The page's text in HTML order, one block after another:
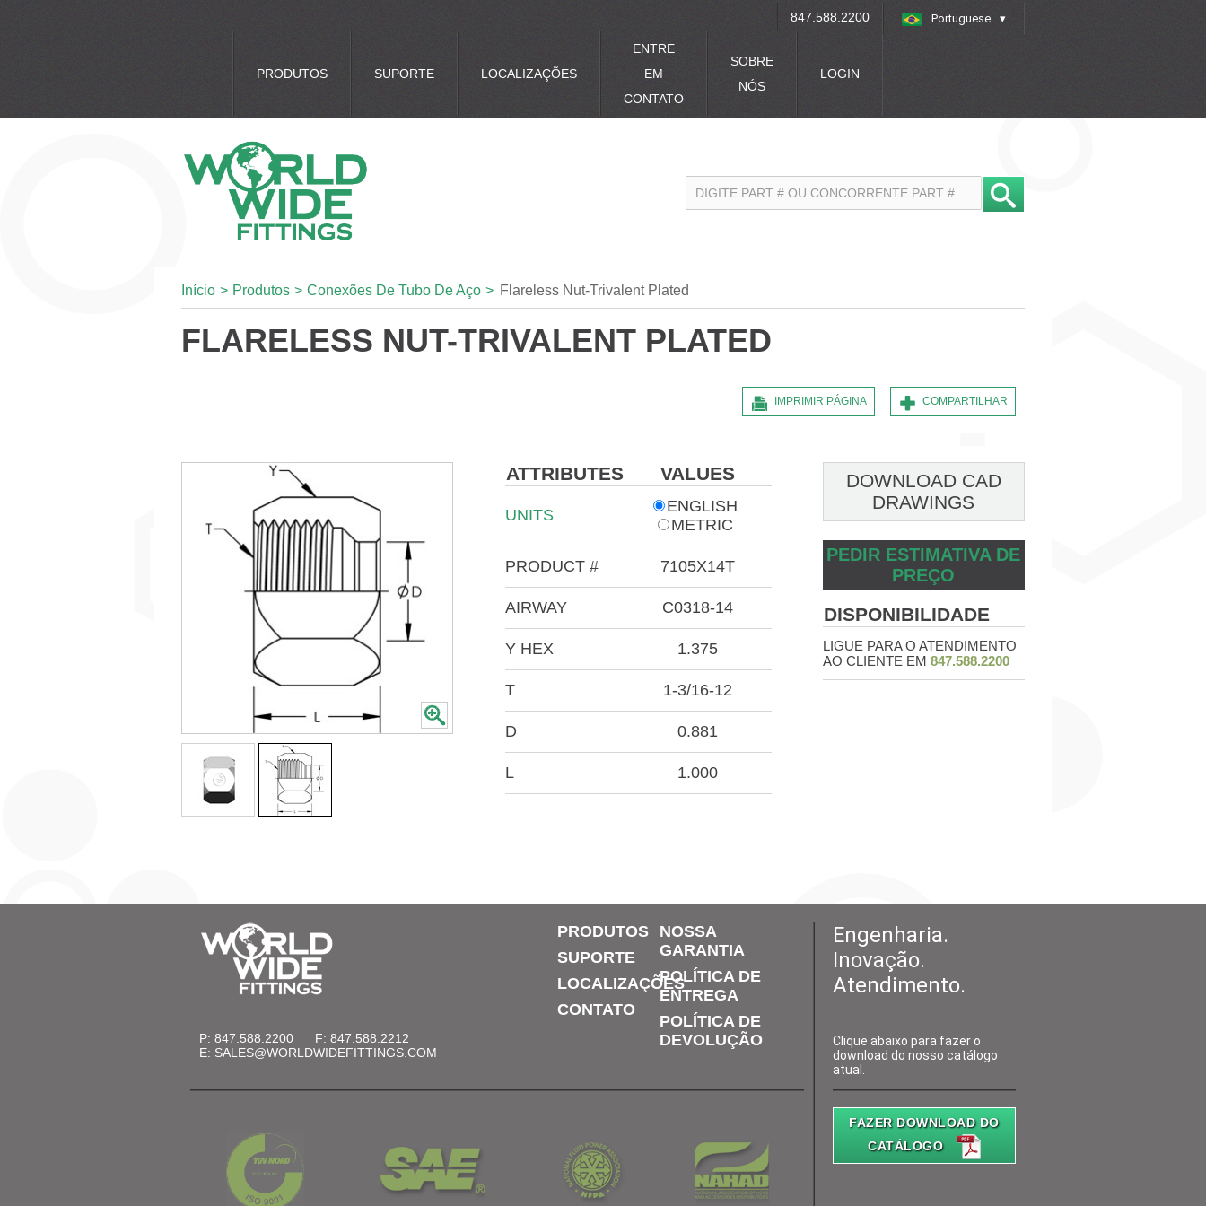
Portuguese
847.588.2200
PRODUTOS SUPORTE LOCALIZAÇÕES
ENTRE
EM
CONTATO
SOBRE
NÓS
LOGIN
Início > Produtos > Conexões De Tubo De Aço > Flareless Nut-Trivalent Plated
FLARELESS NUT-TRIVALENT PLATED
COMPARTILHAR
IMPRIMIR PÁGINA
ATTRIBUTES VALUES
UNITS
ENGLISH
METRIC
PRODUCT # 7105X14T
AIRWAY C0318-14
Y HEX 1.375
T 1-3/16-12
D 0.881
L 1.000
DOWNLOAD CAD
DRAWINGS
PEDIR ESTIMATIVA DE
PREÇO
DISPONIBILIDADE
LIGUE PARA O ATENDIMENTO
AO CLIENTE EM 847.588.2200
P: 847.588.2200
F: 847.588.2212
E: SALES@WORLDWIDEFITTINGS.COM
PRODUTOS
SUPORTE
LOCALIZAÇÕES
CONTATO
NOSSA
GARANTIA
POLÍTICA DE
ENTREGA
POLÍTICA DE
DEVOLUÇÃO
Engenharia.
Inovação.
Atendimento.
Clique abaixo para fazer o
download do nosso catálogo
atual.
FAZER DOWNLOAD DO
CATÁLOGO